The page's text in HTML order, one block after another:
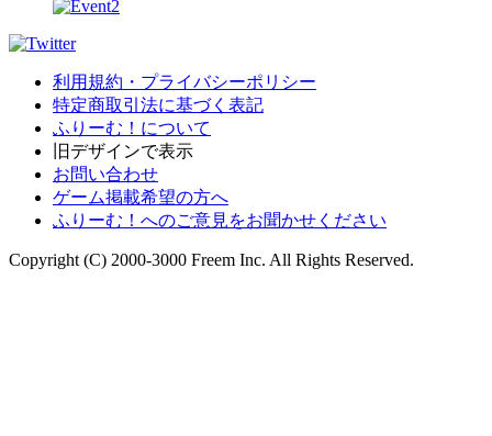
利用規約・プライバシーポリシー
特定商取引法に基づく表記
ふりーむ！について
旧デザインで表示
お問い合わせ
ゲーム掲載希望の方へ
ふりーむ！へのご意見をお聞かせください
Copyright (C) 2000-3000 Freem Inc. All Rights Reserved.